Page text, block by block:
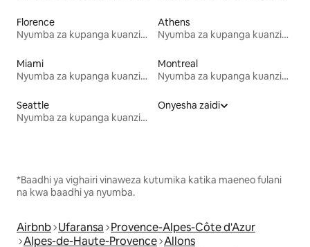
Florence
Nyumba za kupanga kuanzia mwezi mmoja
Athens
Nyumba za kupanga kuanzia mwezi mmoja
Miami
Nyumba za kupanga kuanzia mwezi mmoja
Montreal
Nyumba za kupanga kuanzia mwezi mmoja
Seattle
Nyumba za kupanga kuanzia mwezi mmoja
Onyesha zaidi
*Baadhi ya vighairi vinaweza kutumika katika maeneo fulani
na kwa baadhi ya nyumba.
Airbnb Ufaransa Provence-Alpes-Côte d'Azur
Alpes-de-Haute-Provence Allons